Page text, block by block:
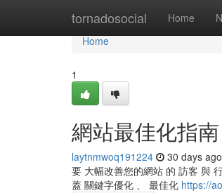
tornadosocial Home
Home
Home
1
網站最佳化指
laytnmwoq191224 30 days ago
要 大幅改善您的網站 的 訪客 與
蓋 關鍵字優化 、 最佳化 https://